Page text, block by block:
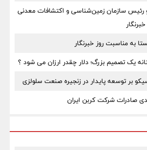
رئیس سازمان زمین‌شناسی و اکتشافات معدنی
به مناسبت روز خبرنگار
یک تصمیم بزرگ؛ دلار چقدر ارزان می شود ؟
بر توسعه پایدار در زنجیره صنعت سلولزی